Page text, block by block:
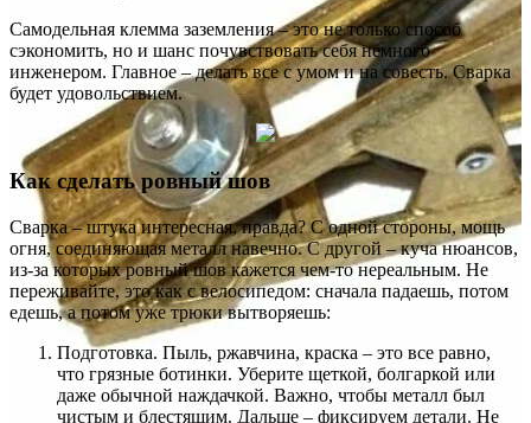
Самодельная клемма заземления – это не только способ
сэкономить, но и шанс почувствовать себя немного
инженером. Главное – делать все с умом и на совесть. Сварка
будет удовольствием.
Как сделать ровный шов
Сварка – штука интересная, правда? С одной стороны, мощь
огня, соединяющая металл навечно. С другой – куча нюансов,
из-за которых ровный шов кажется чем-то нереальным. Не
переживайте, это как с велосипедом: сначала падаешь, потом
едешь, а потом уже трюки вытворяешь:
Подготовка. Пыль, ржавчина, краска – это все равно,
что грязные ботинки. Уберите щеткой, болгаркой или
даже обычной наждачкой. Важно, чтобы металл был
чистым и блестящим. Дальше – фиксируем детали. Не